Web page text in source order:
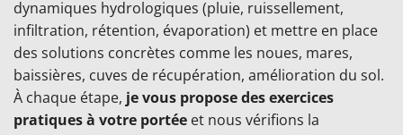
dynamiques hydrologiques (pluie, ruissellement,
infiltration, rétention, évaporation) et mettre en place
des solutions concrètes comme les noues, mares,
baissières, cuves de récupération, amélioration du sol.
À chaque étape, je vous propose des exercices
pratiques à votre portée et nous vérifions la